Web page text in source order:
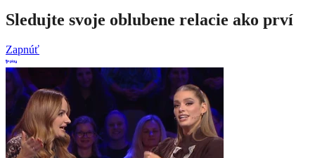
Sledujte svoje oblubene relacie ako prví
Zapnúť